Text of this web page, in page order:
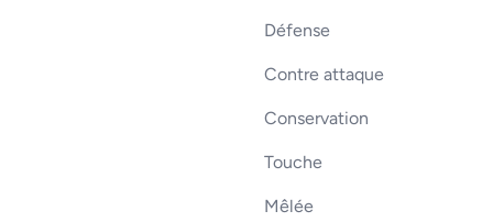
Défense
Contre attaque
Conservation
Touche
Mêlée